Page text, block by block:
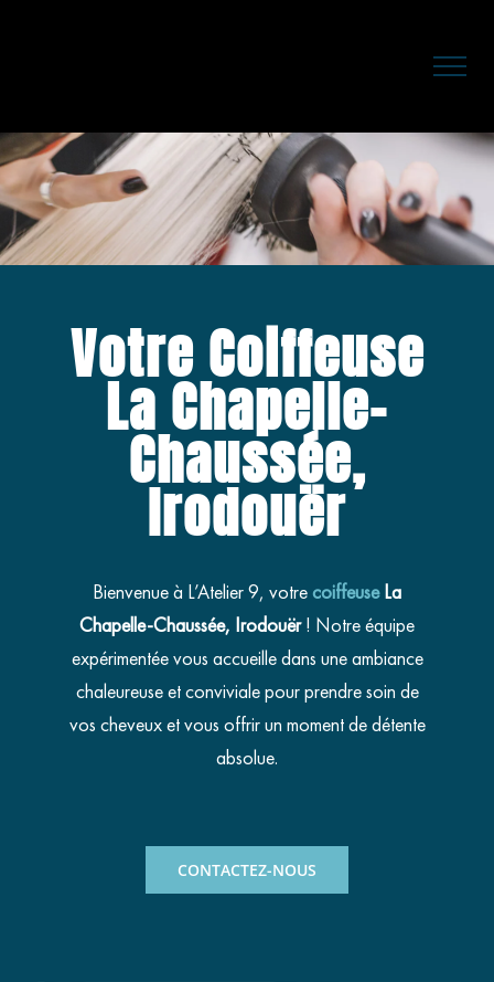
Votre Coiffeuse
La Chapelle-
Chaussée,
Irodouër
Bienvenue à L’Atelier 9, votrecoiffeuseLa
Chapelle-Chaussée, Irodouër! Notre équipe
expérimentée vous accueille dans une ambiance
chaleureuse et conviviale pour prendre soin de
vos cheveux et vous offrir un moment de détente
absolue.
CONTACTEZ-NOUS